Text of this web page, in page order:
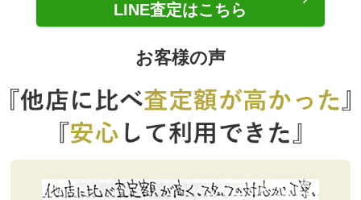
LINE査定はこちら
お客様の声